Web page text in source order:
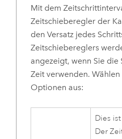
Mit dem
Zeitschieberegler der
den Versatz jedes
Zeitschiebereglers
angezeigt, wenn Sie
Zeit verwenden.
Optionen aus:
Dies
Der